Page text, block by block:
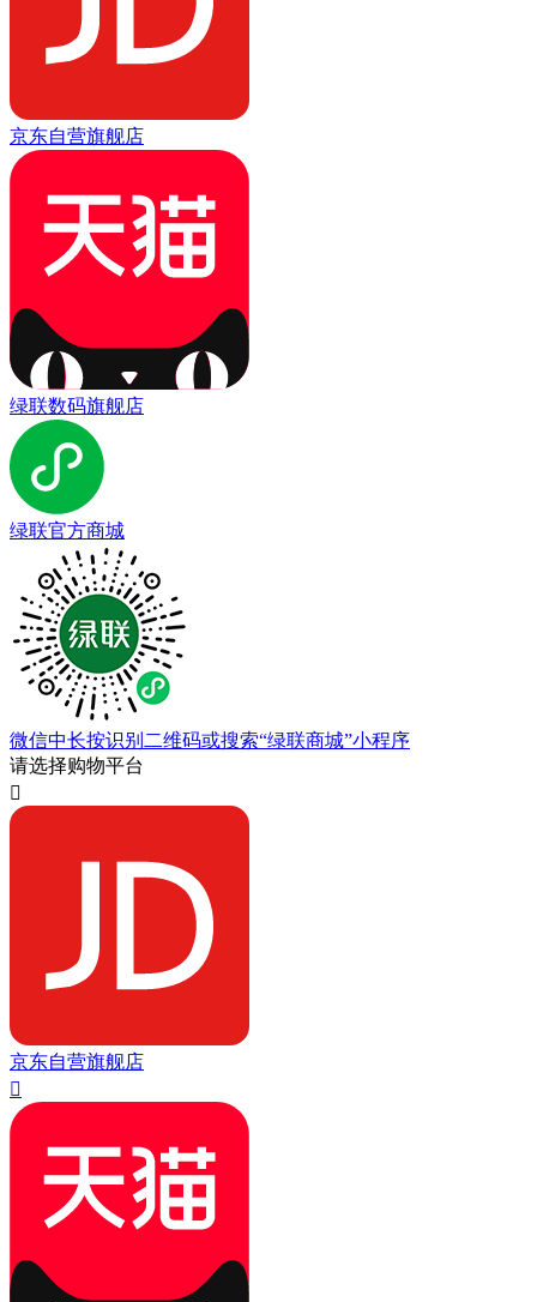
京东自营旗舰店
绿联数码旗舰店
绿联官方商城
微信中长按识别二维码或搜索“绿联商城”小程序
请选择购物平台

京东自营旗舰店
